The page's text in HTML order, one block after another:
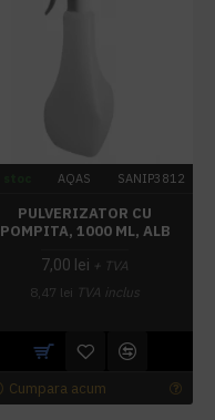
AQAS SANIP3812
PULVERIZATOR CU
POMPITA, 1000 ML, ALB
7,00 lei + TVA
8,47 lei TVA inclus
Cumpara acum